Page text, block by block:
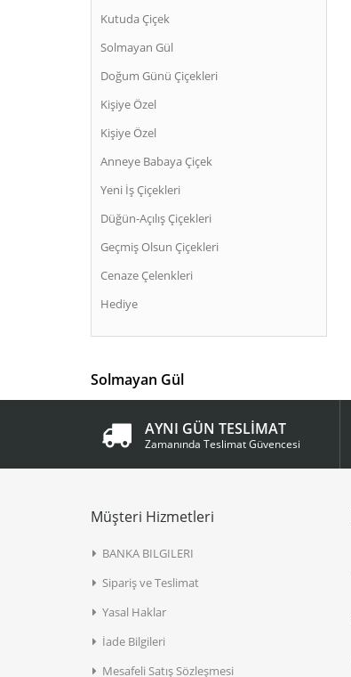
Kutuda Çiçek
Solmayan Gül
Doğum Günü Çiçekleri
Kişiye Özel
Kişiye Özel
Anneye Babaya Çiçek
Yeni İş Çiçekleri
Düğün-Açılış Çiçekleri
Geçmiş Olsun Çiçekleri
Cenaze Çelenkleri
Hediye
Solmayan Gül
AYNI GÜN TESLİMAT
Zamanında Teslimat Güvencesi
Müşteri Hizmetleri
BANKA BILGILERI
Sipariş ve Teslimat
Yasal Haklar
İade Bilgileri
Mesafeli Satış Sözleşmesi